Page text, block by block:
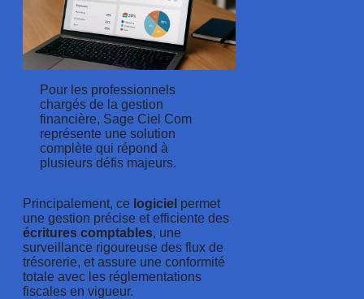
Pour les professionnels
chargés de la gestion
financière, Sage Ciel Com
représente une solution
complète qui répond à
plusieurs défis majeurs.
Principalement, ce logiciel permet
une gestion précise et efficiente des
écritures comptables, une
surveillance rigoureuse des flux de
trésorerie, et assure une conformité
totale avec les réglementations
fiscales en vigueur.